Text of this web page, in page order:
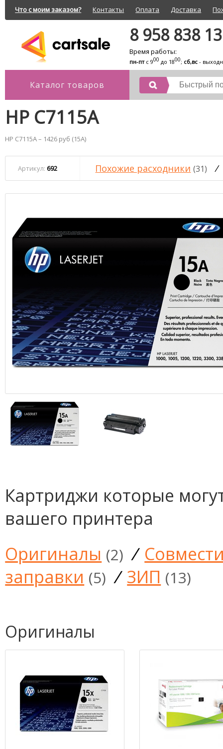
Что с моим заказом? Контакты Оплата Доставка
8 958 838
Время работы:
пн-птс 900 до 1800; сб,вс -
Каталог товаров
HP C7115A
HP C7115A – 1426 руб (15A)
Артикул: 692 Похожие расходники (31) /
Картриджи которые
вашего принтера
Оригиналы (2) /
заправки (5) / ЗИП (13)
Оригиналы